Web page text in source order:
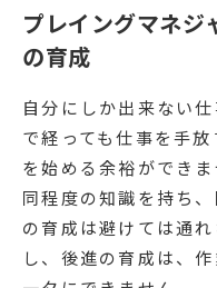
プレイングマネ
の育成
自分にしか出来ない
で経っても仕事を手
を始める余裕ができ
同程度の知識を持ち
の育成は避けては通
し、後進の育成は、